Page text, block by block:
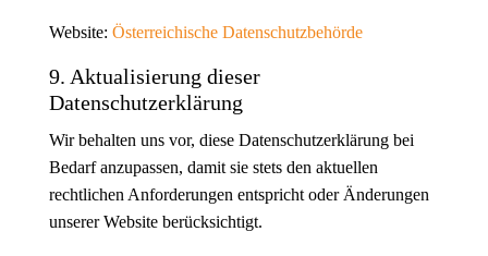
Website: Österreichische Datenschutzbehörde
9. Aktualisierung dieser
Datenschutzerklärung
Wir behalten uns vor, diese Datenschutzerklärung bei
Bedarf anzupassen, damit sie stets den aktuellen
rechtlichen Anforderungen entspricht oder Änderungen
unserer Website berücksichtigt.